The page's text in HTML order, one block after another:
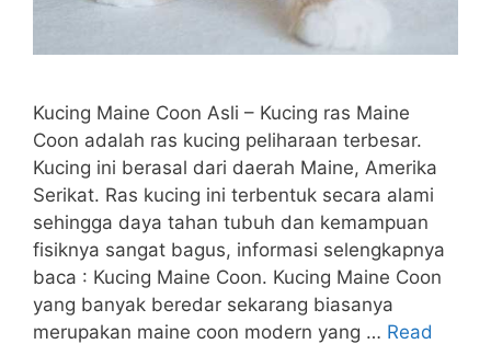
Kucing Maine Coon Asli – Kucing ras Maine
Coon adalah ras kucing peliharaan terbesar.
Kucing ini berasal dari daerah Maine, Amerika
Serikat. Ras kucing ini terbentuk secara alami
sehingga daya tahan tubuh dan kemampuan
fisiknya sangat bagus, informasi selengkapnya
baca : Kucing Maine Coon. Kucing Maine Coon
yang banyak beredar sekarang biasanya
merupakan maine coon modern yang … Read